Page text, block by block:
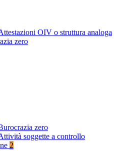
OIV o struttura analoga
zero
zero
soggette a controllo
2